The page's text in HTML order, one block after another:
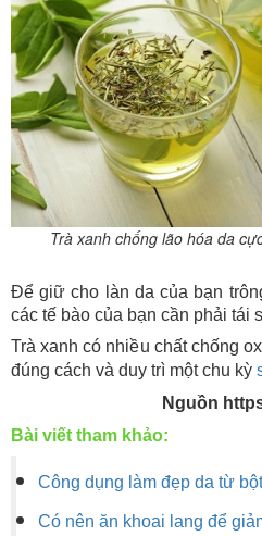
Trà xanh chống lão hóa da
Để giữ cho làn da của bạn
các tế bào của bạn cần phải tái
Trà xanh có nhiều chất chống
đúng cách và duy trì một chu kỳ
Nguồn
Bài viết tham khảo:
Công dụng làm đẹp da từ
Có nên ăn khoai lang để